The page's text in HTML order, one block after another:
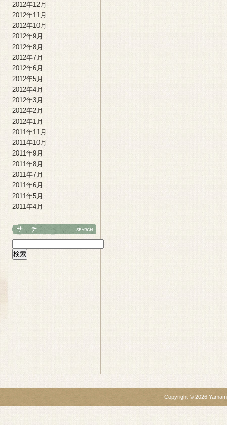
2012年12月
2012年11月
2012年10月
2012年9月
2012年8月
2012年7月
2012年6月
2012年5月
2012年4月
2012年3月
2012年2月
2012年1月
2011年11月
2011年10月
2011年9月
2011年8月
2011年7月
2011年6月
2011年5月
2011年4月
Copyright © 2026